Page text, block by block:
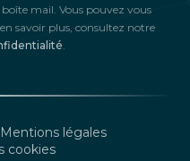
mail. Vous pouvez vous
savoir plus, consultez notre
.
Mentions légales
cookies